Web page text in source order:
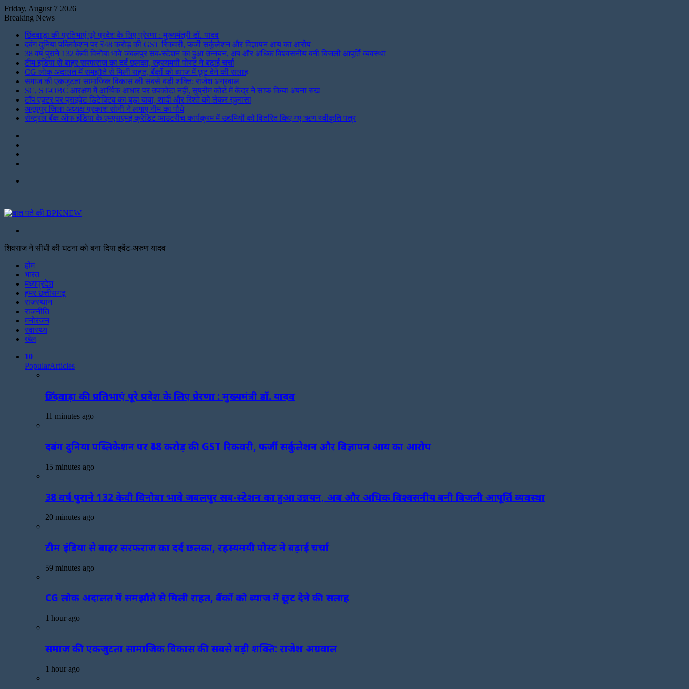
Friday, August 7 2026
Breaking News
छिंदवाड़ा की प्रतिभाएं पूरे प्रदेश के लिए प्रेरणा : मुख्यमंत्री डॉ. यादव
दबंग दुनिया पब्लिकेशन पर ₹48 करोड़ की GST रिकवरी, फर्जी सर्कुलेशन और विज्ञापन आय का आरोप
38 वर्ष पुराने 132 केवी विनोबा भावे जबलपुर सब-स्टेशन का हुआ उन्नयन, अब और अधिक विश्वसनीय बनी बिजली आपूर्ति व्यवस्था
टीम इंडिया से बाहर सरफराज का दर्द छलका, रहस्यमयी पोस्ट ने बढ़ाई चर्चा
CG लोक अदालत में समझौते से मिली राहत, बैंकों को ब्याज में छूट देने की सलाह
समाज की एकजुटता सामाजिक विकास की सबसे बड़ी शक्ति: राजेश अग्रवाल
SC, ST-OBC आरक्षण में आर्थिक आधार पर उपकोटा नहीं, सुप्रीम कोर्ट में केंद्र ने साफ किया अपना रुख
टॉप एक्टर पर प्राइवेट डिटेक्टिव का बड़ा दावा, शादी और रिश्ते को लेकर खुलासा
अनूपपुर जिला अध्यक्ष प्रकाश सोनी ने लगाए नीम का पौधे
सेन्ट्रल बैंक ऑफ इंडिया के एमएसएमई क्रेडिट आउटरीच कार्यक्रम में उद्यमियों को वितरित किए गए ऋण स्वीकृति पत्र
शिवराज ने सीधी की घटना को बना दिया इवेंट-अरुण यादव
होम
भारत
मध्यप्रदेश
हमर छत्तीसगढ़
राजस्थान
राजनीति
मनोरंजन
स्वास्थ्य
खेल
10
PopularArticles
छिंदवाड़ा की प्रतिभाएं पूरे प्रदेश के लिए प्रेरणा : मुख्यमंत्री डॉ. यादव
11 minutes ago
दबंग दुनिया पब्लिकेशन पर ₹48 करोड़ की GST रिकवरी, फर्जी सर्कुलेशन और विज्ञापन आय का आरोप
15 minutes ago
38 वर्ष पुराने 132 केवी विनोबा भावे जबलपुर सब-स्टेशन का हुआ उन्नयन, अब और अधिक विश्वसनीय बनी बिजली आपूर्ति व्यवस्था
20 minutes ago
टीम इंडिया से बाहर सरफराज का दर्द छलका, रहस्यमयी पोस्ट ने बढ़ाई चर्चा
59 minutes ago
CG लोक अदालत में समझौते से मिली राहत, बैंकों को ब्याज में छूट देने की सलाह
1 hour ago
समाज की एकजुटता सामाजिक विकास की सबसे बड़ी शक्ति: राजेश अग्रवाल
1 hour ago